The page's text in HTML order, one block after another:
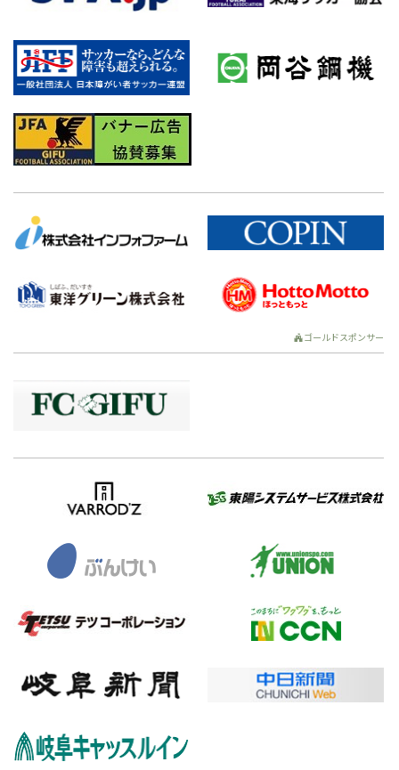
ゴールドスポンサー